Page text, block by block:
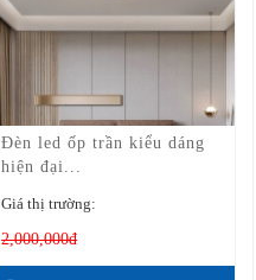
Đèn led ốp trần kiểu dáng
hiện đại...
Giá thị trường:
2,000,000đ